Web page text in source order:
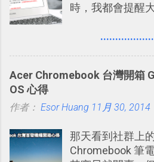
時，我都會提醒
多人編輯同一份
Word 上優秀的文
Docs！論文改稿
理的朋友，不一
叫做「追蹤修訂
Acer Chromebook 台灣開箱
OS 心得
作者： Esor Huang 11月 30, 2014
那天看到社群上
Chromebook 筆